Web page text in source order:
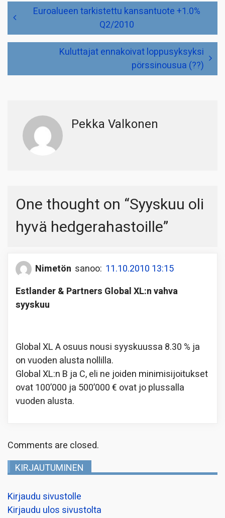
Artikkelien
selaus
Euroalueen tarkistettu kansantuote +1.0%
Q2/2010
Kuluttajat ennakoivat loppusyksyksi
pörssinousua (??)
Pekka Valkonen
One thought on “Syyskuu oli
hyvä hedgerahastoille”
Nimetön sanoo: 11.10.2010 13:15
Estlander & Partners Global XL:n vahva
syyskuu
Global XL A osuus nousi syyskuussa 8.30 % ja
on vuoden alusta nollilla.
Global XL:n B ja C, eli ne joiden minimisijoitukset
ovat 100’000 ja 500’000 € ovat jo plussalla
vuoden alusta.
Comments are closed.
KIRJAUTUMINEN
Kirjaudu sivustolle
Kirjaudu ulos sivustolta